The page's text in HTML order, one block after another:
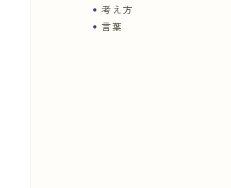
考え方
言葉